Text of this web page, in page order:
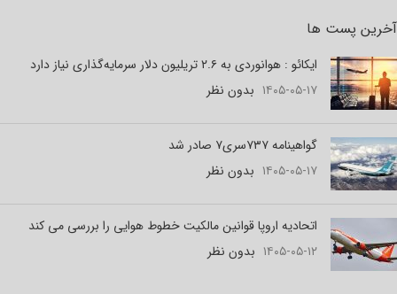
آخرین پست ها
ایکائو : هوانوردی به ۲.۶ تریلیون دلار سرمایه‌گذاری نیاز دارد
۱۴۰۵-۰۵-۱۷ بدون نظر
گواهینامه ۷۳۷سری۷ صادر شد
۱۴۰۵-۰۵-۱۷ بدون نظر
اتحادیه اروپا قوانین مالکیت خطوط هوایی را بررسی می کند
۱۴۰۵-۰۵-۱۲ بدون نظر